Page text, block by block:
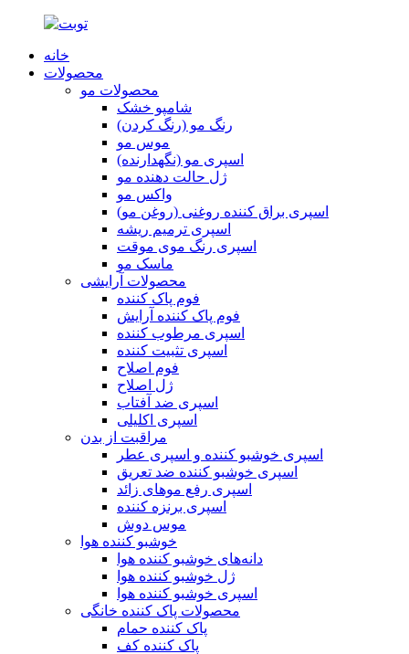
خانه
محصولات
محصولات مو
شامپو خشک
رنگ مو (رنگ کردن)
موس مو
اسپری مو (نگهدارنده)
ژل حالت دهنده مو
واکس مو
اسپری براق کننده روغنی (روغن مو)
اسپری ترمیم ریشه
اسپری رنگ موی موقت
ماسک مو
محصولات آرایشی
فوم پاک کننده
فوم پاک کننده آرایش
اسپری مرطوب کننده
اسپری تثبیت کننده
فوم اصلاح
ژل اصلاح
اسپری ضد آفتاب
اسپری اکلیلی
مراقبت از بدن
اسپری خوشبو کننده و اسپری عطر
اسپری خوشبو کننده ضد تعریق
اسپری رفع موهای زائد
اسپری برنزه کننده
موس دوش
خوشبو کننده هوا
دانه‌های خوشبو کننده هوا
ژل خوشبو کننده هوا
اسپری خوشبو کننده هوا
محصولات پاک کننده خانگی
پاک کننده حمام
پاک کننده کف